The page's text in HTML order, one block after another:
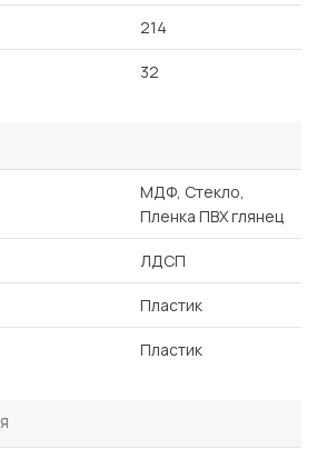
214
32
МДФ, Стекло,
Пленка ПВХ глянец
ЛДСП
Пластик
Пластик